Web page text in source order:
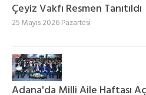
Çeyiz Vakfı Resmen Tanıtıldı
25 Mayıs 2026 Pazartesi
Adana'da Milli Aile Haftası